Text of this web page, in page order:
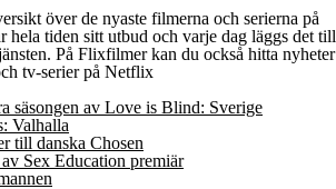
över de nyaste filmerna och serierna på
tiden sitt utbud och varje dag läggs det till
På Flixfilmer kan du också hitta nyheter
tv-serier på Netflix
säsongen av Love is Blind: Sverige
Valhalla
till danska Chosen
Sex Education premiär